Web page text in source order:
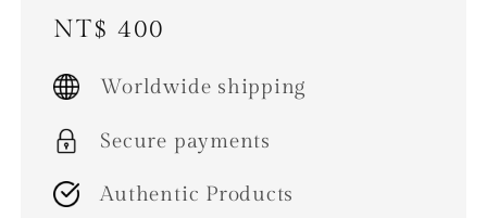
Regular
price
NT$ 400
Worldwide shipping
Secure payments
Authentic Products